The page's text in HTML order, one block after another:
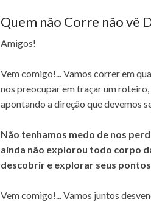
Quem não Corre não vê
Amigos!
Vem comigo!... Vamos correr em
nos preocupar em traçar um roteiro,
apontando a direção que devemos
Não tenhamos medo de nos
ainda não explorou todo corpo
descobrir e explorar seus
Vem comigo!... Vamos juntos